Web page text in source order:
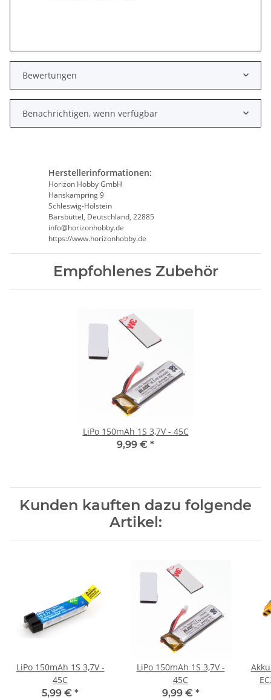
Bewertungen
Benachrichtigen, wenn verfügbar
Herstellerinformationen:
Horizon Hobby GmbH
Hanskampring 9
Schleswig-Holstein
Barsbüttel, Deutschland, 22885
info@horizonhobby.de
https://www.horizonhobby.de
Empfohlenes Zubehör
LiPo 150mAh 1S 3,7V - 45C
9,99 € *
Kunden kauften dazu folgende
Artikel:
LiPo 150mAh 1S 3,7V -
45C
5,99 € *
LiPo 150mAh 1S 3,7V -
45C
9,99 € *